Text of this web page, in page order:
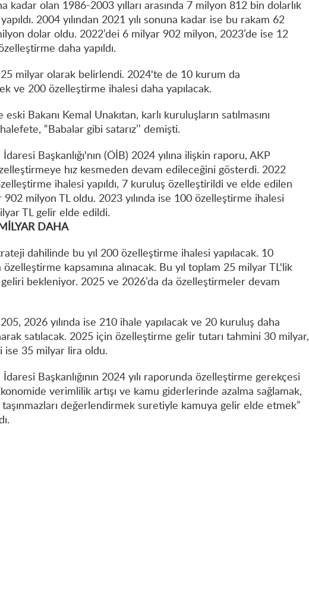
kadar olan 1986-2003 yılları arasında 7 milyon 812 bin dolarlık
2004 yılından 2021 yılı sonuna kadar ise bu rakam 62
dolar oldu. 2022’dei 6 milyar 902 milyon, 2023’de ise 12
daha yapıldı.
milyar olarak belirlendi. 2024'te de 10 kurum da
ve 200 özelleştirme ihalesi daha yapılacak.
eski Bakanı Kemal Unakıtan, karlı kuruluşların satılmasını
“Babalar gibi satarız’’ demişti.
Başkanlığı'nın (ÖİB) 2024 yılına ilişkin raporu, AKP
hız kesmeden devam edileceğini gösterdi. 2022
ihalesi yapıldı, 7 kuruluş özelleştirildi ve elde edilen
milyon TL oldu. 2023 yılında ise 100 özelleştirme ihalesi
TL gelir elde edildi.
DAHA
dahilinde bu yıl 200 özelleştirme ihalesi yapılacak. 10
özelleştirme kapsamına alınacak. Bu yıl toplam 25 milyar TL'lik
bekleniyor. 2025 ve 2026’da da özelleştirmeler devam
205, 2026 yılında ise 210 ihale yapılacak ve 20 kuruluş daha
satılacak. 2025 için özelleştirme gelir tutarı tahmini 30 milyar,
ise 35 milyar lira oldu.
Başkanlığının 2024 yılı raporunda özelleştirme gerekçesi
verimlilik artışı ve kamu giderlerinde azalma sağlamak,
değerlendirmek suretiyle kamuya gelir elde etmek”